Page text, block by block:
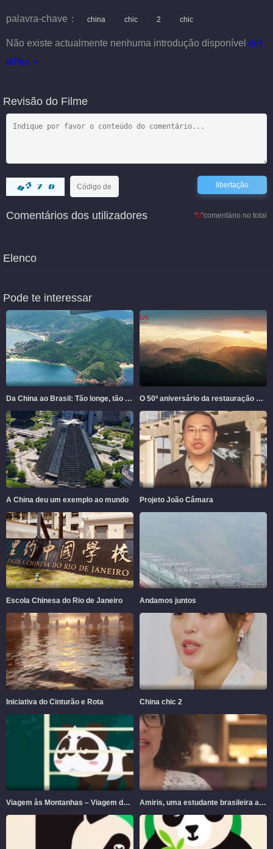
palavra-chave： china chic 2 chic
Não existe actualmente nenhuma introdução disponível det
alhes
Revisão do Filme
“0”comentário no total
Comentários dos utilizadores
Elenco
Pode te interessar
Da China ao Brasil: Tão longe, tão perto O 50º aniversário da restauração da China de sua sede legítima na ONU
A China deu um exemplo ao mundo Projeto João Câmara
Escola Chinesa do Rio de Janeiro Andamos juntos
Iniciativa do Cinturão e Rota China chic 2
Viagem às Montanhas – Viagem de pandas gigantes às montanhas Amiris, uma estudante brasileira aprendendo chinês pelas ruas